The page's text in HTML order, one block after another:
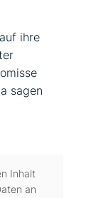
ihre
sagen
Inhalt
an